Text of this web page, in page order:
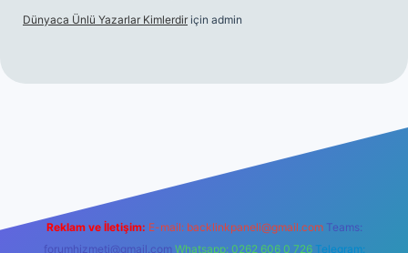
Dünyaca Ünlü Yazarlar Kimlerdir için admin
Reklam ve İletişim: E-mail: backlinkpaneli@gmail.com Teams:
forumhizmeti@gmail.com Whatsapp: 0262 606 0 726 Telegram: